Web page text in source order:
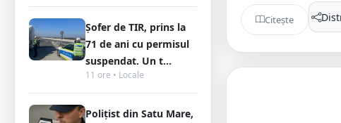
Șofer de TIR, prins la
71 de ani cu permisul
suspendat. Un t...
11 ore • Locale
Polițist din Satu Mare,
Citește